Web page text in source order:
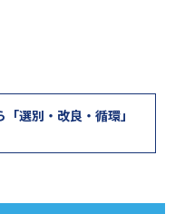
選別・改良・循環」